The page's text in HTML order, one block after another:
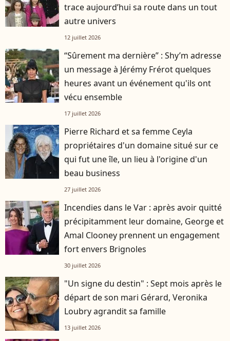
trace aujourd’hui sa route dans un tout
autre univers
12 juillet 2026
“Sûrement ma dernière” : Shy’m adresse
un message à Jérémy Frérot quelques
heures avant un événement qu'ils ont
vécu ensemble
17 juillet 2026
Pierre Richard et sa femme Ceyla
propriétaires d'un domaine situé sur ce
qui fut une île, un lieu à l'origine d'un
beau business
27 juillet 2026
Incendies dans le Var : après avoir quitté
précipitamment leur domaine, George et
Amal Clooney prennent un engagement
fort envers Brignoles
30 juillet 2026
"Un signe du destin" : Sept mois après le
départ de son mari Gérard, Veronika
Loubry agrandit sa famille
13 juillet 2026